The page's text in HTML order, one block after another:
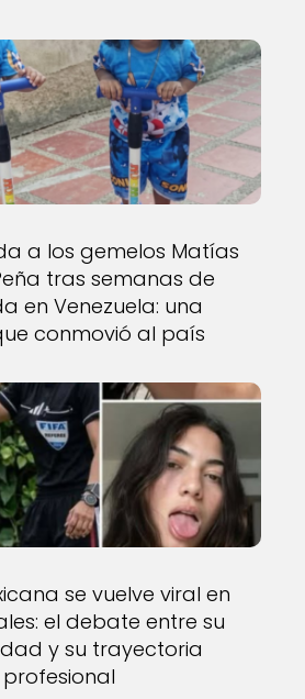
a los gemelos Matías
tras semanas de
en Venezuela: una
conmovió al país
se vuelve viral en
el debate entre su
y su trayectoria
profesional